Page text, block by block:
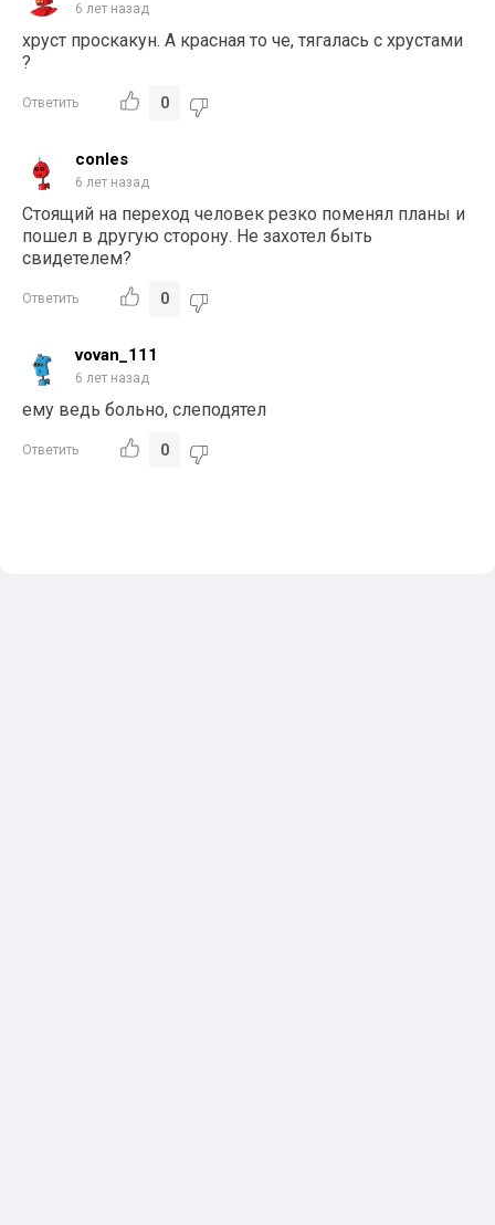
6 лет назад
хруст проскакун. А красная то че, тягалась с хрустами
?
Ответить 0
conles
6 лет назад
Стоящий на переход человек резко поменял планы и
пошел в другую сторону. Не захотел быть
свидетелем?
Ответить 0
vovan_111
6 лет назад
ему ведь больно, слеподятел
Ответить 0